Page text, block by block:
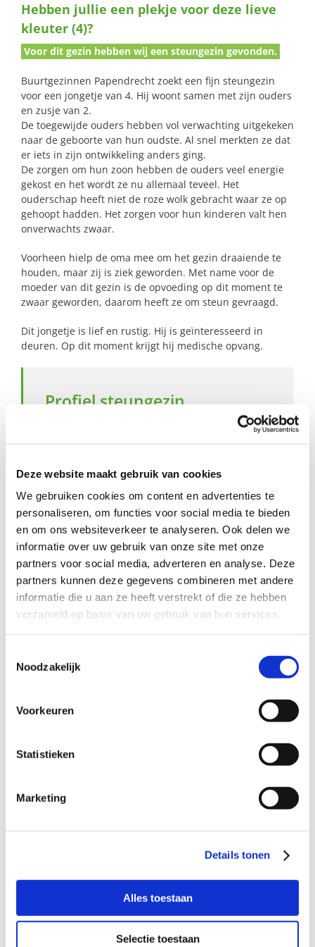
Deze website maakt gebruik van cookies
We gebruiken cookies om content en advertenties te
personaliseren, om functies voor social media te bieden
en om ons websiteverkeer te analyseren. Ook delen we
informatie over uw gebruik van onze site met onze
partners voor social media, adverteren en analyse. Deze
partners kunnen deze gegevens combineren met andere
informatie die u aan ze heeft verstrekt of die ze hebben
verzameld op basis van uw gebruik van hun services.
Noodzakelijk
Voorkeuren
Statistieken
Marketing
Details tonen
Alles toestaan
Selectie toestaan
naar:
Hebben jullie een plekje voor deze lieve
kleuter (4)?
Voor dit gezin hebben wij een steungezin gevonden.
Buurtgezinnen Papendrecht zoekt een fijn steungezin
voor een jongetje van 4. Hij woont samen met zijn ouders
en zusje van 2.
De toegewijde ouders hebben vol verwachting uitgekeken
naar de geboorte van hun oudste. Al snel merkten ze dat
er iets in zijn ontwikkeling anders ging.
De zorgen om hun zoon hebben de ouders veel energie
gekost en het wordt ze nu allemaal teveel. Het
ouderschap heeft niet de roze wolk gebracht waar ze op
gehoopt hadden. Het zorgen voor hun kinderen valt hen
onverwachts zwaar.
Voorheen hielp de oma mee om het gezin draaiende te
houden, maar zij is ziek geworden. Met name voor de
moeder van dit gezin is de opvoeding op dit moment te
zwaar geworden, daarom heeft ze om steun gevraagd.
Dit jongetje is lief en rustig. Hij is geïnteresseerd in
deuren. Op dit moment krijgt hij medische opvang.
Profiel steungezin
krijgt;
is;
Waar dit jongetje in een rustige en
liefdevolle omgeving wordt ontvangen.
Wil je meer informatie?
judith@buurtgezinnen.nl
Onder het motto ‘Opgroeien doen we samen’,
koppelt Buurtgezinnen gezinnen die steun
buurt. Zo krijgen kinderen wat extra liefde en
aandacht en worden ouders ontlast.